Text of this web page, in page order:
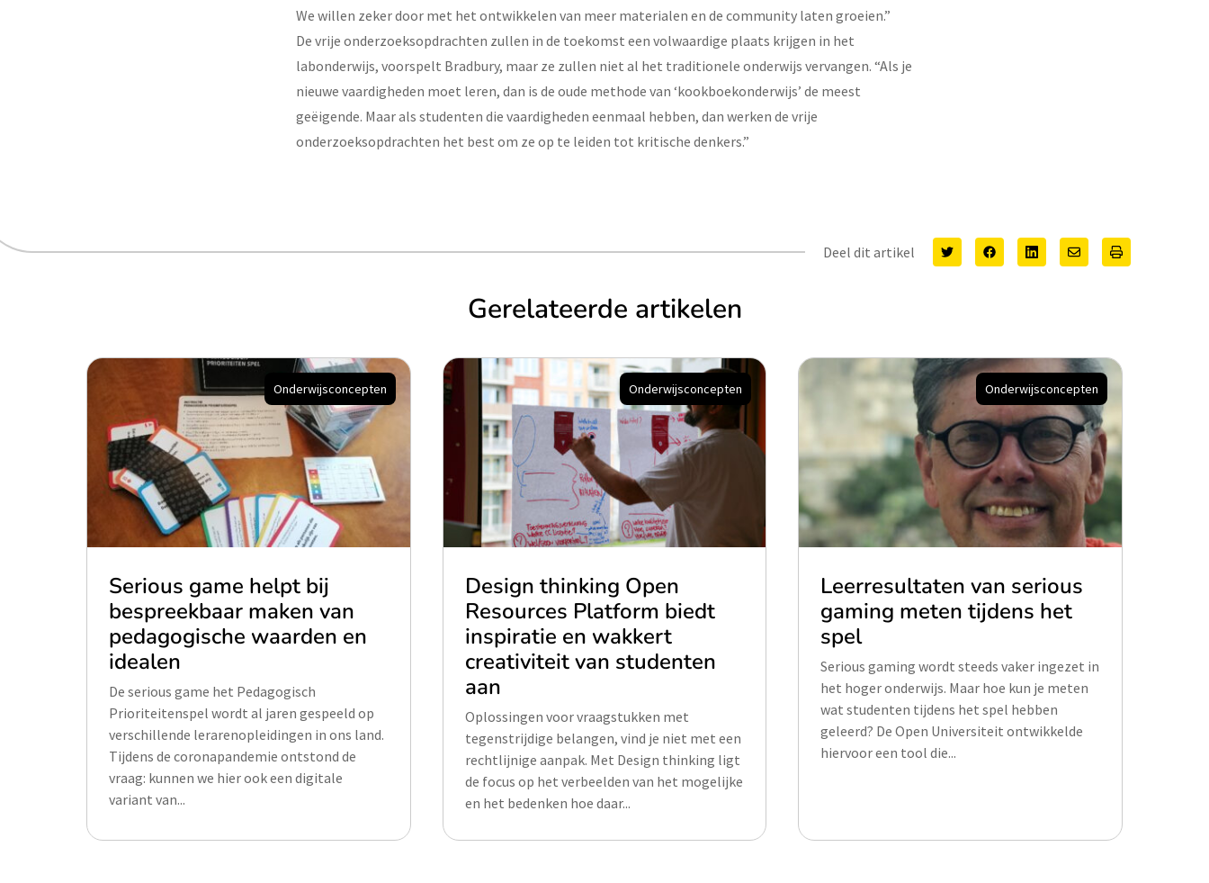
We willen zeker door met het ontwikkelen van meer materialen en de community laten groeien.”
De vrije onderzoeksopdrachten zullen in de toekomst een volwaardige plaats krijgen in het
labonderwijs, voorspelt Bradbury, maar ze zullen niet al het traditionele onderwijs vervangen. “Als je
nieuwe vaardigheden moet leren, dan is de oude methode van ‘kookboekonderwijs’ de meest
geëigende. Maar als studenten die vaardigheden eenmaal hebben, dan werken de vrije
onderzoeksopdrachten het best om ze op te leiden tot kritische denkers.”
Deel dit artikel
Gerelateerde artikelen
Serious game helpt bij
bespreekbaar maken van
pedagogische waarden en
idealen
De serious game het Pedagogisch
Prioriteitenspel wordt al jaren gespeeld op
verschillende lerarenopleidingen in ons land.
Tijdens de coronapandemie ontstond de
vraag: kunnen we hier ook een digitale
variant van...
Onderwijsconcepten
Design thinking Open
Resources Platform biedt
inspiratie en wakkert
creativiteit van studenten
aan
Oplossingen voor vraagstukken met
tegenstrijdige belangen, vind je niet met een
rechtlijnige aanpak. Met Design thinking ligt
de focus op het verbeelden van het mogelijke
en het bedenken hoe daar...
Onderwijsconcepten
Leerresultaten van serious
gaming meten tijdens het
spel
Serious gaming wordt steeds vaker ingezet in
het hoger onderwijs. Maar hoe kun je meten
wat studenten tijdens het spel hebben
geleerd? De Open Universiteit ontwikkelde
hiervoor een tool die...
Onderwijsconcepten